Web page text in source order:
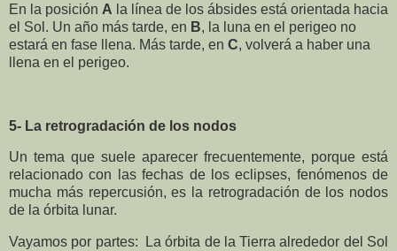
En la posición A la línea de los ábsides está orientada hacia
el Sol. Un año más tarde, en B, la luna en el perigeo no
estará en fase llena. Más tarde, en C, volverá a haber una
llena en el perigeo.
5- La retrogradación de los nodos
Un tema que suele aparecer frecuentemente, porque está
relacionado con las fechas de los eclipses, fenómenos de
mucha más repercusión, es la retrogradación de los nodos
de la órbita lunar.
Vayamos por partes: La órbita de la Tierra alrededor del Sol